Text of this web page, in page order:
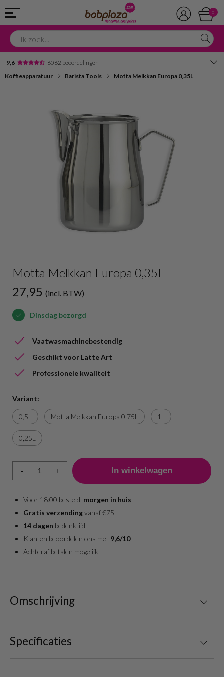
0
9,6 6062 beoordelingen
Koffieapparatuur Barista Tools Motta Melkkan Europa 0,35L
Motta Melkkan Europa 0,35L
27,95 (incl. BTW)
Dinsdag bezorgd
Vaatwasmachinebestendig
Geschikt voor Latte Art
Professionele kwaliteit
Variant:
0,5L Motta Melkkan Europa 0,75L 1L
0,25L
- +
Voor 18:00 besteld, morgen in huis
Gratis verzendingvanaf €75
14 dagen bedenktijd
Klanten beoordelen ons met 9,6/10
Achteraf betalen mogelijk
Omschrijving
Specificaties